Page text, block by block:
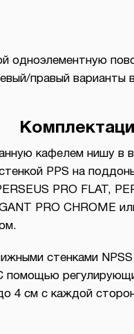
одноэлементную
правый варианты
кафелем нишу в
PPS на
PRO FLAT,
PRO CHROME
стенками
помощью
4 см с каждой